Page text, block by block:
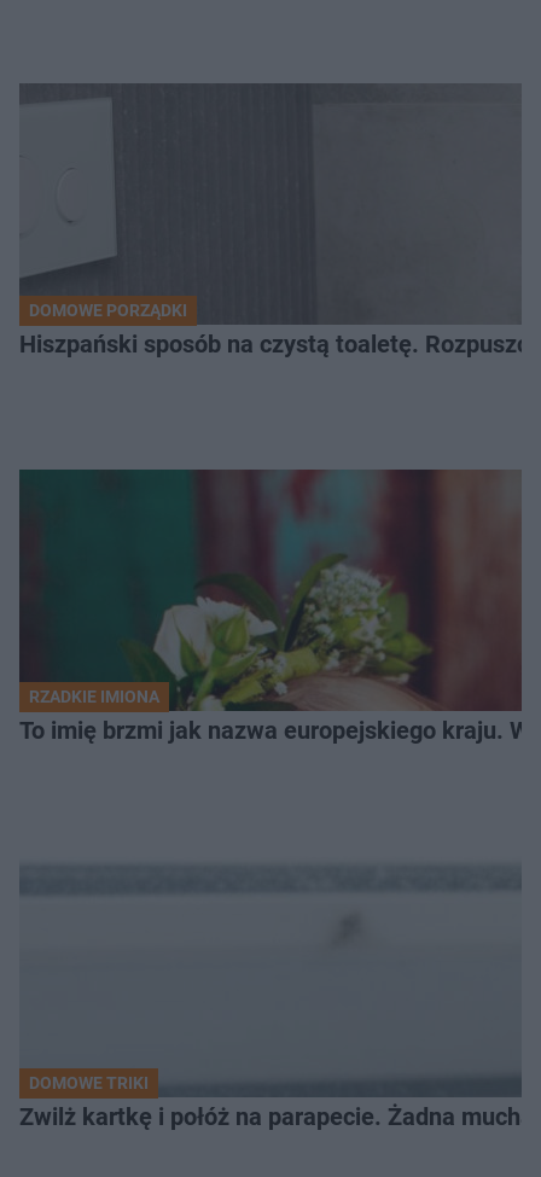
DOMOWE PORZĄDKI
Hiszpański sposób na czystą toaletę.
RZADKIE IMIONA
To imię brzmi jak nazwa europejskiego kraju.
DOMOWE TRIKI
Zwilż kartkę i połóż na parapecie. Żadna